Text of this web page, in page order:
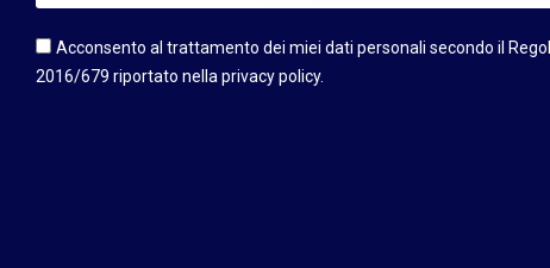
Acconsento al trattamento dei miei dati personali secondo il
2016/679 riportato nella privacy policy.